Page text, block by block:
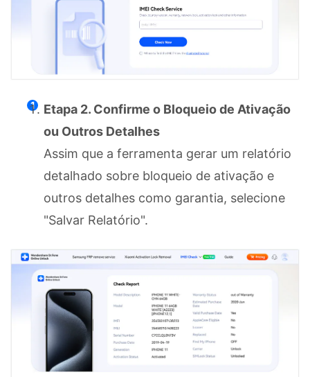
Etapa 2. Confirme o Bloqueio de Ativação
ou Outros Detalhes
Assim que a ferramenta gerar um relatório
detalhado sobre bloqueio de ativação e
outros detalhes como garantia, selecione
"Salvar Relatório".